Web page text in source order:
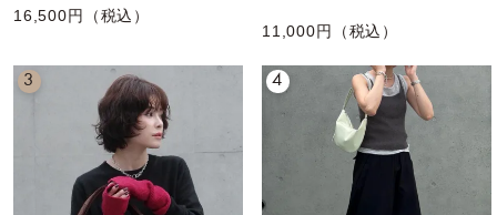
16,500円（税込）
11,000円（税込）
3 4